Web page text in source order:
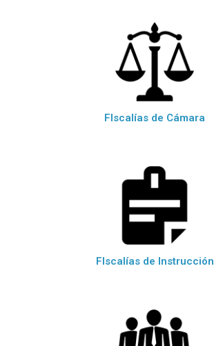
FIscalías de Cámara
FIscalías de Instrucción